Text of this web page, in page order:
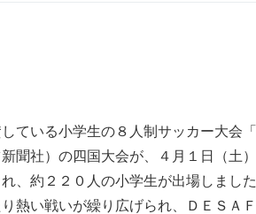
ている小学生の８人制サッカー大会
新聞社）の四国大会が、４月１日（土
、約２２０人の小学生が出場しまし
熱い戦いが繰り広げられ、ＤＥＳＡ